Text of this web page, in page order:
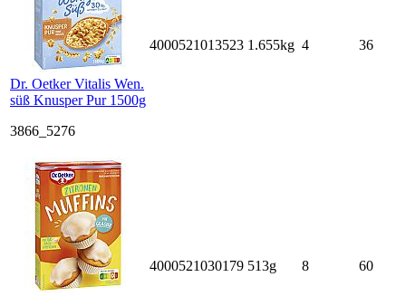
Dr. Oetker Vitalis Wen.
süß Knusper Pur 1500g
3866_5276
4000521013523 1.655kg 4 36
4000521030179 513g 8 60